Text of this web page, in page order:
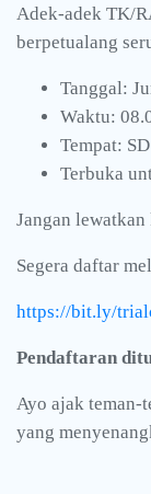
Adek-adek TK/
berpetualang
Tanggal:
Waktu:
Tempat:
Terbuka
Jangan
Segera daftar
https://bit.ly/
Pendaftaran
Ayo ajak teman-
yang